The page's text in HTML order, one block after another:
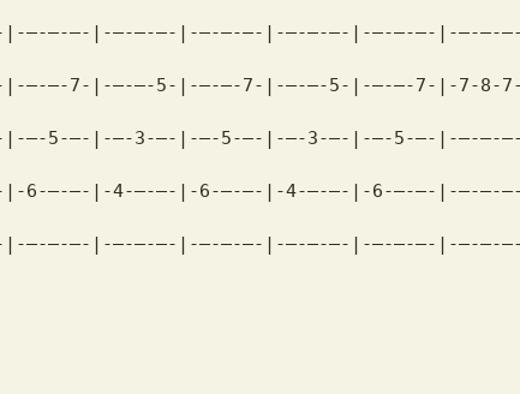
|-–-–-–-|-–-–-–-|-–-–-–-|-–-–-–-|-–-–-–-|-–-–-–-
|-–-–-7-|-–-–-5-|-–-–-7-|-–-–-5-|-–-–-7-|-7-8-7-
|-–-5-–-|-–-3-–-|-–-5-–-|-–-3-–-|-–-5-–-|-–-–-–-
|-6-–-–-|-4-–-–-|-6-–-–-|-4-–-–-|-6-–-–-|-–-–-–-
|-–-–-–-|-–-–-–-|-–-–-–-|-–-–-–-|-–-–-–-|-–-–-–-